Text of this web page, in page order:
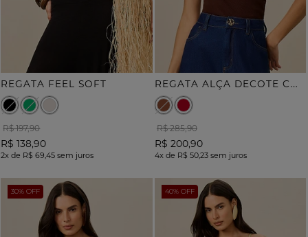
REGATA FEEL SOFT
R$ 197,90
R$ 138,90
2x de R$ 69,45 sem juros
R
EGATA ALÇA DECOTE COM BORDADO
R$ 285,90
R$ 200,90
4xde R$ 50,23sem juros
30% OFF 40% OFF